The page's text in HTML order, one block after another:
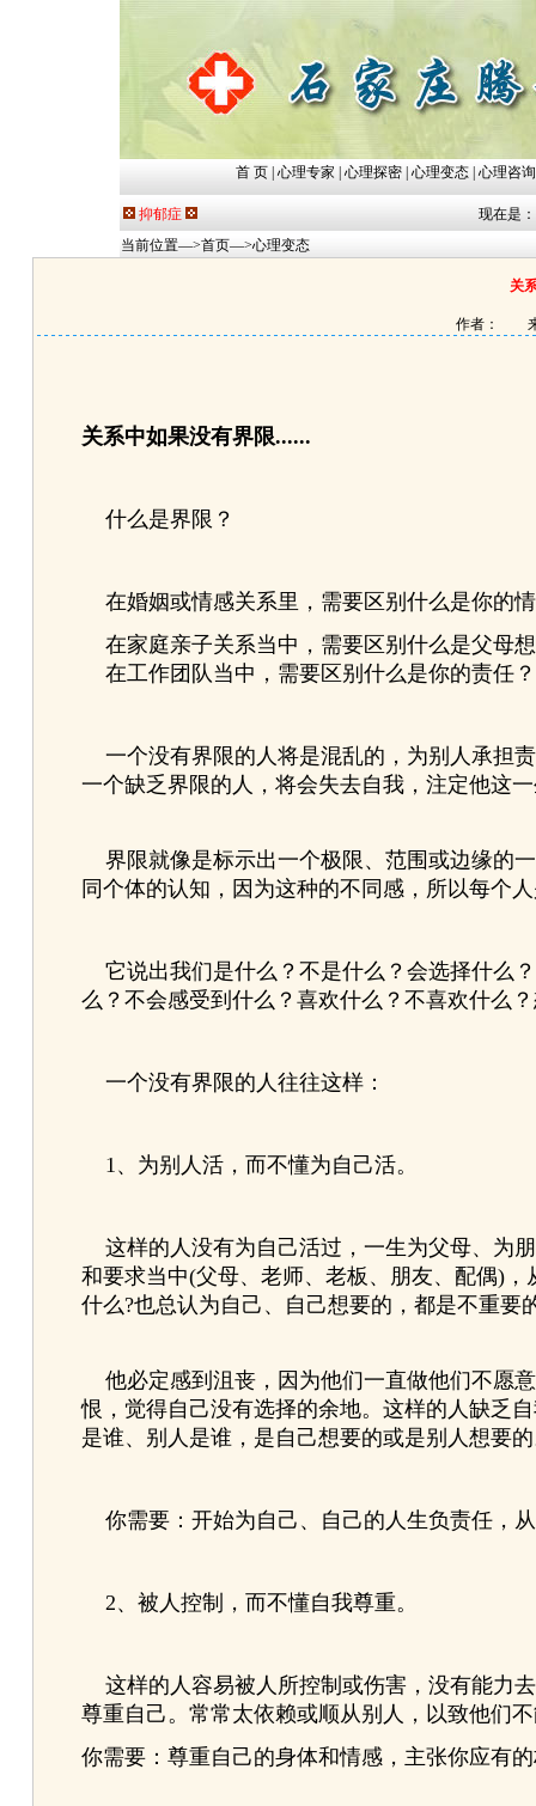
首 页| 心理专家 |心理探密|心理变态|心理咨询
抑郁症
现在是：
当前位置—>首页—>心理变态
关
作者： 来
关系中如果没有界限......
什么是界限？
在婚姻或情感关系里，需要区别什么是你的
在家庭亲子关系当中，需要区别什么是父母
在工作团队当中，需要区别什么是你的责任
一个没有界限的人将是混乱的，为别人承担
一个缺乏界限的人，将会失去自我，注定他这
界限就像是标示出一个极限、范围或边缘的
同个体的认知，因为这种的不同感，所以每个
它说出我们是什么？不是什么？会选择什么
么？不会感受到什么？喜欢什么？不喜欢什么
一个没有界限的人往往这样：
1、为别人活，而不懂为自己活。
这样的人没有为自己活过，一生为父母、为
和要求当中(父母、老师、老板、朋友、配偶)
什么?也总认为自己、自己想要的，都是不重要
他必定感到沮丧，因为他们一直做他们不愿
恨，觉得自己没有选择的余地。这样的人缺乏
是谁、别人是谁，是自己想要的或是别人想要
你需要：开始为自己、自己的人生负责任，
2、被人控制，而不懂自我尊重。
这样的人容易被人所控制或伤害，没有能力
尊重自己。常常太依赖或顺从别人，以致他们
你需要：尊重自己的身体和情感，主张你应有